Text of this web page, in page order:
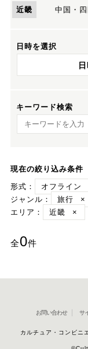
近畿
中国・四
日時を選択
キーワード検索
キーワード検索
現在の絞り込み条件
形式：
オフライン
ジャンル：
旅行
×
エリア：
近畿 ×
全0件
お問い合わせ サ
カルチュア・コンビ